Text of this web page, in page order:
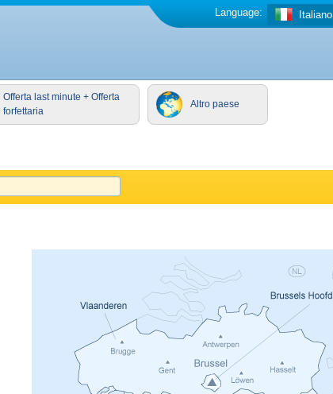
Italiano
Language:
Offerta last minute + Offerta
forfettaria
Altro paese